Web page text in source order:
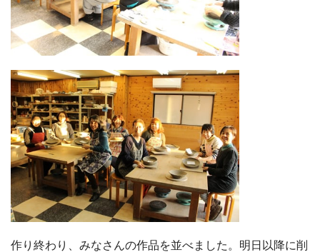
作り終わり、みなさんの作品を並べました。明日以降に削